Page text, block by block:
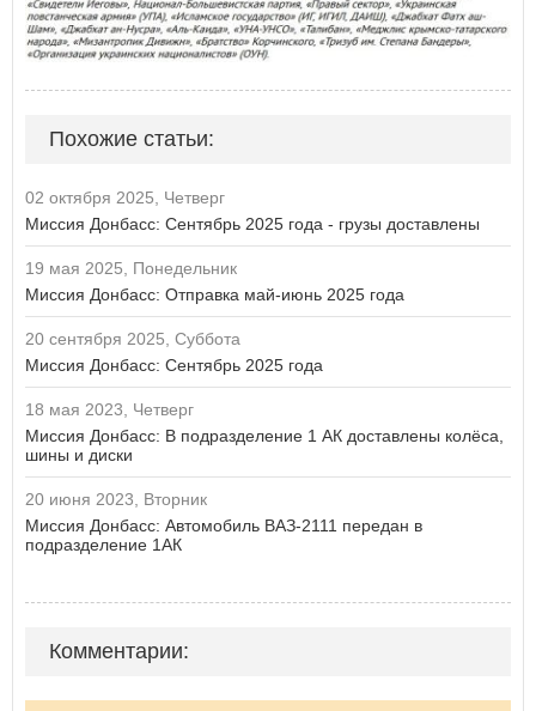
Похожие статьи:
02 октября 2025, Четверг
Миссия Донбасс: Сентябрь 2025 года - грузы доставлены
19 мая 2025, Понедельник
Миссия Донбасс: Отправка май-июнь 2025 года
20 сентября 2025, Суббота
Миссия Донбасс: Сентябрь 2025 года
18 мая 2023, Четверг
Миссия Донбасс: В подразделение 1 АК доставлены колёса,
шины и диски
20 июня 2023, Вторник
Миссия Донбасс: Автомобиль ВАЗ-2111 передан в
подразделение 1АК
Комментарии: